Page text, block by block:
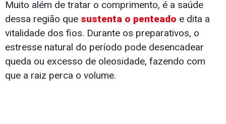
Muito além de tratar o comprimento, é a saúde
dessa região que sustenta o penteado e dita a
vitalidade dos fios. Durante os preparativos, o
estresse natural do período pode desencadear
queda ou excesso de oleosidade, fazendo com
que a raiz perca o volume.